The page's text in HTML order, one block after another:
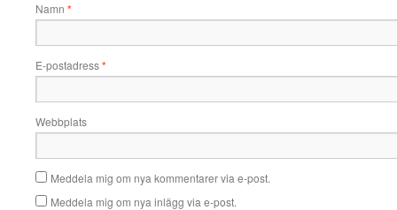
Namn *
E-postadress*
Webbplats
Meddela mig om nya kommentarer via e-post.
Meddela mig om nya inlägg via e-post.